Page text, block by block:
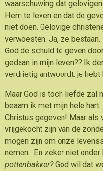
waarschuwing dat
Hem te leven en dat de
niet doen. Gelovige
verwoesten. Ja, ze
God de schuld te geven
gedaan in mijn leven?? Ik
verdrietig antwoordt: je hebt
Maar God is toch liefde zal
beaam ik met mijn hele
Christus gegeven! Maar als
vrijgekocht zijn van de
mogen zijn om onze
nemen. En zeker niet onder
pottenbakker?God wil dat